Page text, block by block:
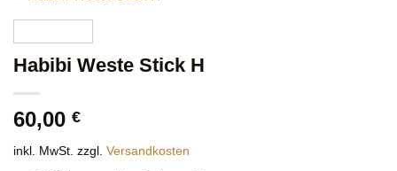
Habibi Weste Stick H
60,00 €
inkl. MwSt. zzgl. Versandkosten